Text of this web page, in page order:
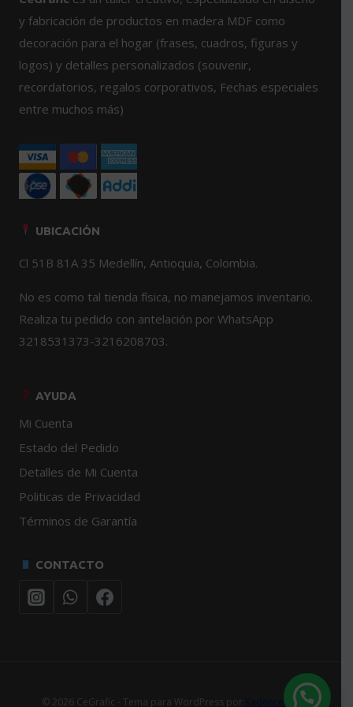
pueden
elegir
en
la
página
producto
la
página
de
producto
y fabricación de productos en madera MDF como
decoración para el hogar (frases, cuadros, figuras y
logos) y detalles personalizados (souvenir,
recordatorios, regalos corporativos, Fechas especiales
entre muchos más)
UBICACIÓN
Cl 51B 81A 35 Medellín, Antioquia, Colombia.
No es como tal tienda física, no manejamos inventario.
Realiza tu pedido con antelación por WhatsApp
3218531373-3216208703.
AYUDA
Mi Cuenta
Estado del Pedido
Detalles de Mi Cuenta
Politicas de Privacidad
Términos de Garantía
CONTACTO
© 2026 CeGrafic - Tema para WordPress por Kadence WP